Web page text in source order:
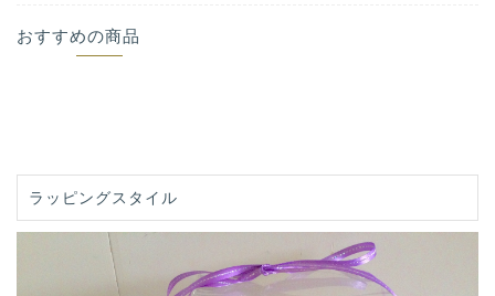
おすすめの商品
ラッピングスタイル